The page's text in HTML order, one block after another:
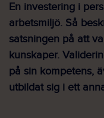
En investering i
arbetsmiljö. Så
satsningen på att
kunskaper.
på sin kompetens,
utbildat sig i ett